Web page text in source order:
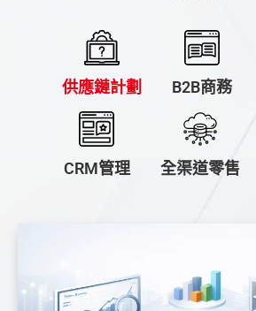
供應鏈計劃 B2B商務
CRM管理 全渠道零售